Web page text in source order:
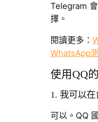
Telegram
擇。
閱讀更多：
WhatsApp
使用QQ
1. 我可以在
可以。QQ